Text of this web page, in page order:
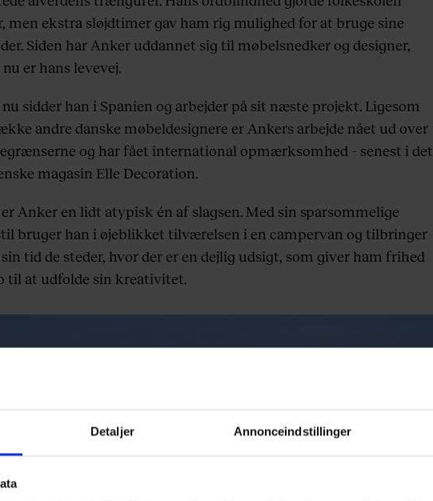
Detaljer Annonceindstillinger
men ekstra sløjdtimer gav ham rig mulighed for at bruge sine
Siden har Anker uddannet sig til møbelsnedker og designer,
er hans levevej.
nu sidder han i Spanien og arbejder på sit næste projekt. Ligesom
andre danske møbeldesignere er Ankers arbejde nået ud over
og har fået international opmærksomhed – senest i det
magasin Elle Decoration.
Anker en lidt atypisk én af slagsen. Med sin sparsommelige
bruger han i øjeblikket tilværelsen i en campervan og tilbringer
tid de steder, hvor der er en dejlig udsigt, som giver ham frihed
til at udfolde sin kreativitet.